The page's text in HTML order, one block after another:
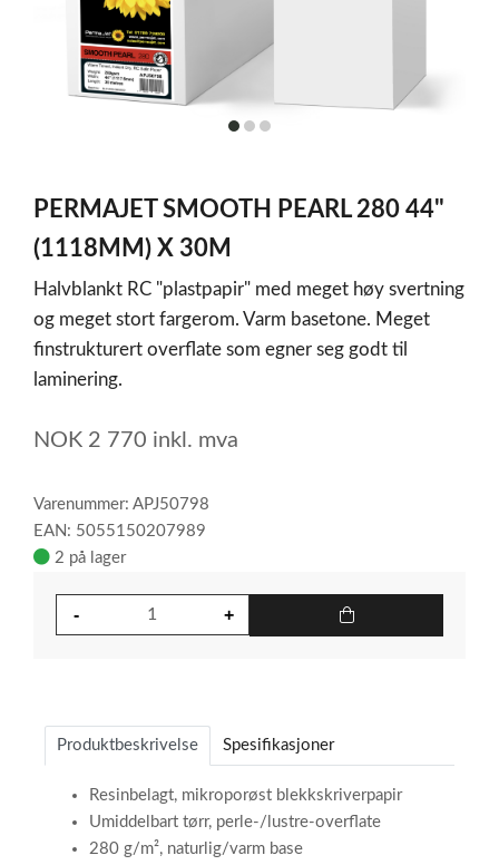
itemitemitem
of
3
PERMAJET SMOOTH PEARL 280 44"
(1118MM) X 30M
Halvblankt RC "plastpapir" med meget høy svertning
og meget stort fargerom. Varm basetone. Meget
finstrukturert overflate som egner seg godt til
laminering.
NOK 2 770 inkl. mva
Varenummer: APJ50798
EAN: 5055150207989
2 på lager
Produktbeskrivelse Spesifikasjoner
Resinbelagt, mikroporøst blekkskriverpapir
Umiddelbart tørr, perle-/lustre-overflate
280 g/m², naturlig/varm base